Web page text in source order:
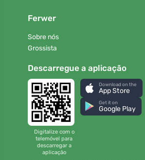
Ferwer
Sobre nós
Grossista
Descarregue a aplicação
Digitalize com o
telemóvel para
descarregar a
aplicação
Download on the
App Store
Get it on
Google Play